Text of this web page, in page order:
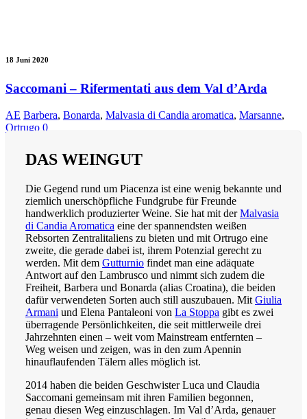
18 Juni 2020
Saccomani – Rifermentati aus dem Val d’Arda
AE Barbera, Bonarda, Malvasia di Candia aromatica, Marsanne,
Ortrugo 0
DAS WEINGUT
Die Gegend rund um Piacenza ist eine wenig bekannte und
ziemlich unerschöpfliche Fundgrube für Freunde
handwerklich produzierter Weine. Sie hat mit derMalvasia
di Candia Aromatica eine der spannendsten weißen
Rebsorten Zentralitaliens zu bieten und mit Ortrugo eine
zweite, die gerade dabei ist, ihrem Potenzial gerecht zu
werden. Mit dem Gutturnio findet man eine adäquate
Antwort auf den Lambrusco und nimmt sich zudem die
Freiheit, Barbera und Bonarda (alias Croatina), die beiden
dafür verwendeten Sorten auch still auszubauen. Mit Giulia
Armani und Elena Pantaleoni von La Stoppa gibt es zwei
überragende Persönlichkeiten, die seit mittlerweile drei
Jahrzehnten einen – weit vom Mainstream entfernten –
Weg weisen und zeigen, was in den zum Apennin
hinauflaufenden Tälern alles möglich ist.
2014 haben die beiden Geschwister Luca und Claudia
Saccomani gemeinsam mit ihren Familien begonnen,
genau diesen Weg einzuschlagen. Im Val d’Arda, genauer